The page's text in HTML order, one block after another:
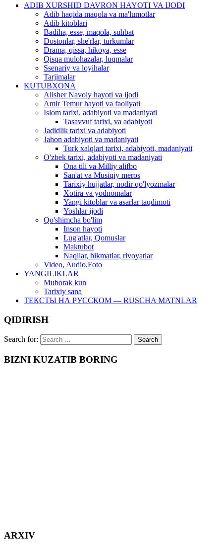
ADIB XURSHID DAVRON HAYOTI VA IJODI
Adib haqida maqola va ma'lumotlar
Adib kitoblari
Badiha, esse, maqola, suhbat
Dostonlar, she'rlar, turkumlar
Drama, qissa, hikoya, esse
Qisqa mulohazalar, luqmalar
Ssenariy va loyihalar
Tarjimalar
KUTUBXONA
Alisher Navoiy hayoti va ijodi
Amir Temur hayoti va faoliyati
Islom tarixi, adabiyoti va madaniyati
Tasavvuf tarixi, va adabiyoti
Jadidlik tarixi va adabiyoti
Jahon adabiyoti va madaniyati
Turk xalqlari tarixi, adabiyoti, madaniyati
O'zbek tarixi, adabiyoti va madaniyati
Ona tili va Milliy alifbo
San'at va Musiqiy meros
Tarixiy hujjatlar, nodir qo'lyozmalar
Xotira va yodnomalar
Yangi kitoblar va asarlar taqdimoti
Yoshlar ijodi
Qo'shimcha bo'lim
Inson hayoti
Lug'atlar, Qomuslar
Maktubot
Naqllar, hikmatlar, rivoyatlar
Video, Audio,Foto
YANGILIKLAR
Muborak kun
Tarixiy sana
ТЕКСТЫ НА РУССКОМ — RUSCHA MATNLAR
QIDIRISH
Search for:
BIZNI KUZATIB BORING
ARXIV